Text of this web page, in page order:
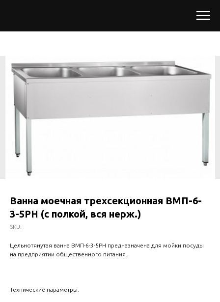
Ванна моечная трехсекционная ВМП-6-
3-5РН (с полкой, вся нерж.)
SKU:
Цельнотянутая ванна ВМП-6-3-5РН предназначена для мойки посуды
на предприятии общественного питания.
Технические параметры: